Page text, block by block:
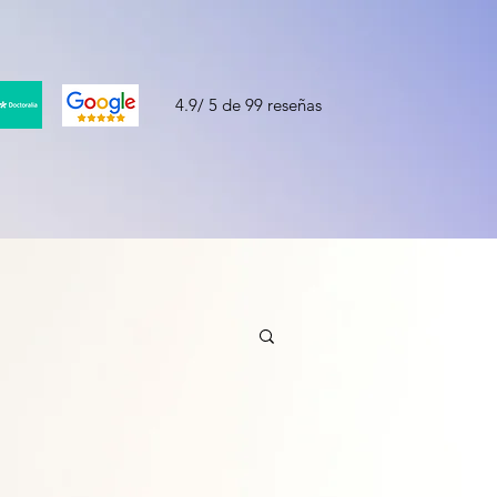
4.9/ 5 de 99 reseñas